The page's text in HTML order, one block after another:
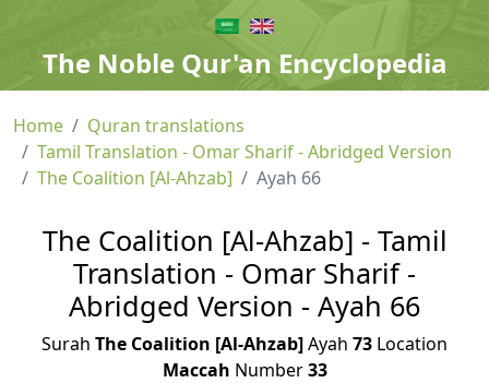
The Noble Qur'an Encyclopedia
Home
Quran translations
Tamil Translation - Omar Sharif - Abridged Version
The Coalition [Al-Ahzab]
Ayah 66
The Coalition [Al-Ahzab] - Tamil
Translation - Omar Sharif -
Abridged Version - Ayah 66
Surah The Coalition [Al-Ahzab]Ayah 73 Location
Maccah Number33